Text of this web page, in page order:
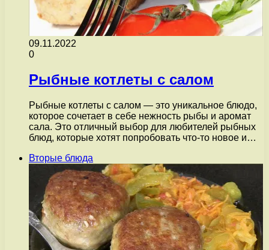
09.11.2022
0
Рыбные котлеты с салом
Рыбные котлеты с салом — это уникальное блюдо,
которое сочетает в себе нежность рыбы и аромат
сала. Это отличный выбор для любителей рыбных
блюд, которые хотят попробовать что-то новое и…
Вторые блюда